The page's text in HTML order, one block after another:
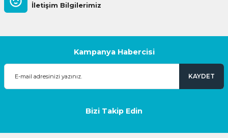
İletişim Bilgilerimiz
Kampanya Habercisi
KAYDET
Bizi Takip Edin